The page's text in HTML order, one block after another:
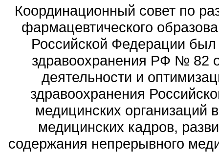
Координационный совет по
фармацевтического
Российской Федерации
здравоохранения РФ № 82
деятельности и
здравоохранения
медицинских
медицинских кадров,
содержания непрерывного